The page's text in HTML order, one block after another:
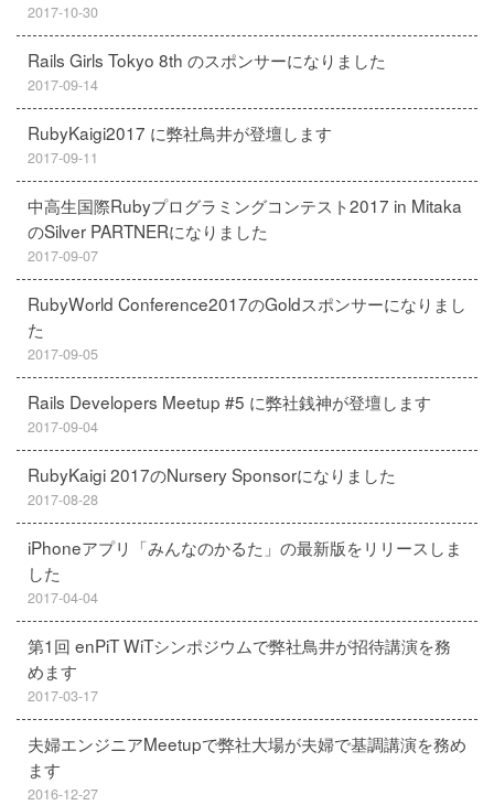
2017-10-30
Rails Girls Tokyo 8th のスポンサーになりました
2017-09-14
RubyKaigi2017 に弊社鳥井が登壇します
2017-09-11
中高生国際Rubyプログラミングコンテスト2017 in Mitaka
のSilver PARTNERになりました
2017-09-07
RubyWorld Conference2017のGoldスポンサーになりまし
た
2017-09-05
Rails Developers Meetup #5 に弊社銭神が登壇します
2017-09-04
RubyKaigi 2017のNursery Sponsorになりました
2017-08-28
iPhoneアプリ「みんなのかるた」の最新版をリリースしま
した
2017-04-04
第1回 enPiT WiTシンポジウムで弊社鳥井が招待講演を務
めます
2017-03-17
夫婦エンジニアMeetupで弊社大場が夫婦で基調講演を務め
ます
2016-12-27